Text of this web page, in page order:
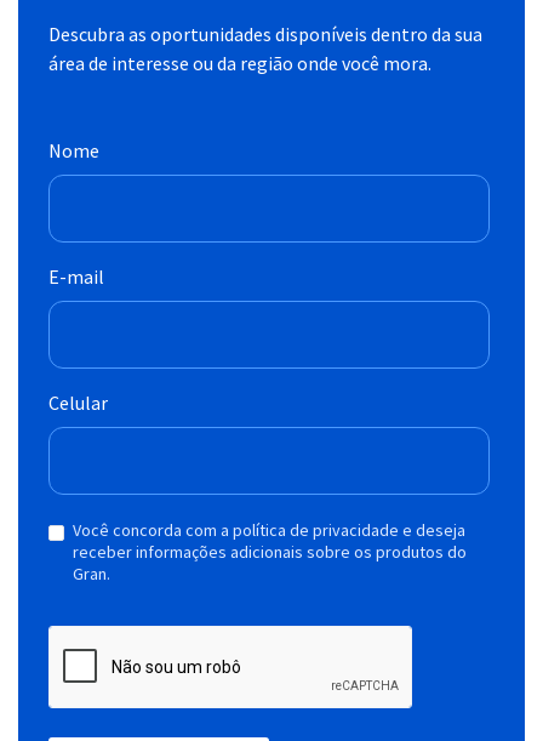
Descubra as oportunidades disponíveis dentro da sua
área de interesse ou da região onde você mora.
Nome
E-mail
Celular
Você concorda com a política de privacidade e deseja
receber informações adicionais sobre os produtos do
Gran.